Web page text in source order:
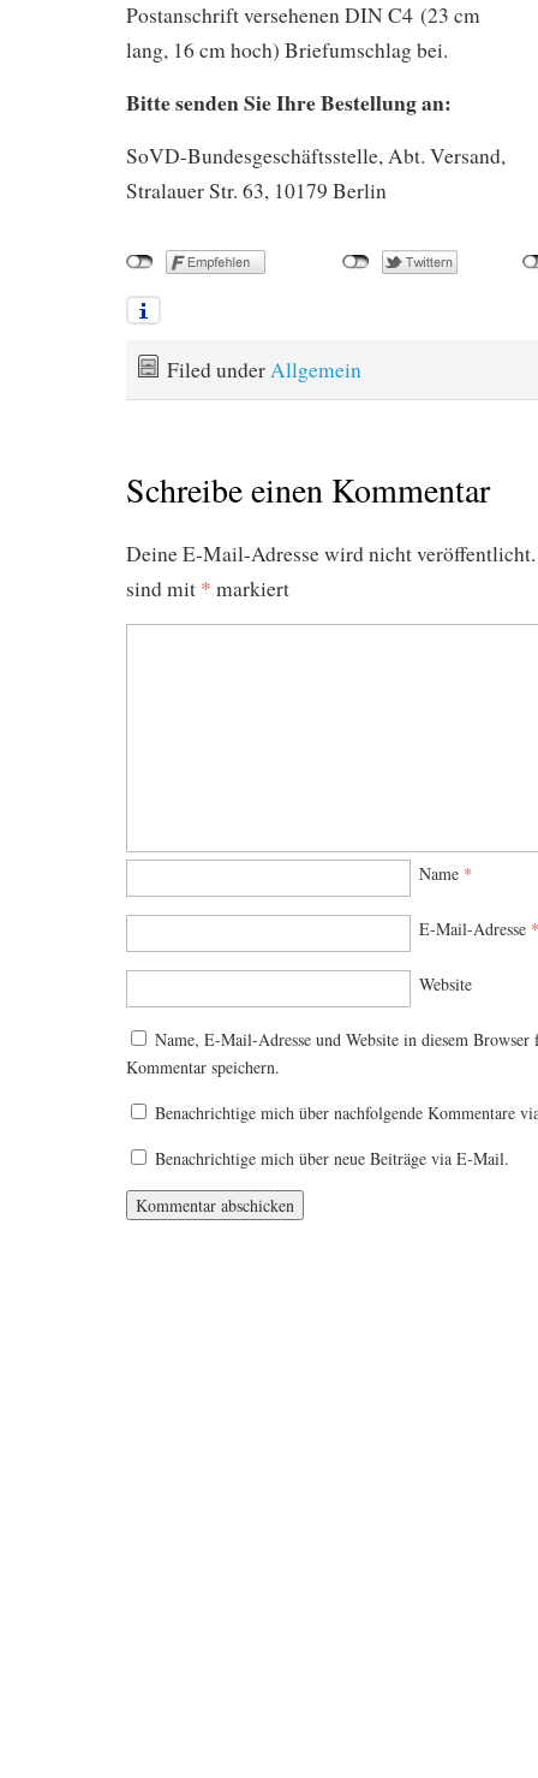
Postanschrift versehenen DIN C4 (23 cm
lang, 16 cm hoch) Briefumschlag bei.
Bitte senden Sie Ihre Bestellung an:
SoVD-Bundesgeschäftsstelle, Abt. Versand,
Stralauer Str. 63, 10179 Berlin
Filed underAllgemein
Schreibe einen Kommentar
Deine E-Mail-Adresse wird nicht veröffentlicht.
sind mit * markiert
Name *
E-Mail-Adresse *
Website
Name, E-Mail-Adresse und Website in diesem Browser
Kommentar speichern.
Benachrichtige mich über nachfolgende Kommentare
Benachrichtige mich über neue Beiträge via E-Mail.